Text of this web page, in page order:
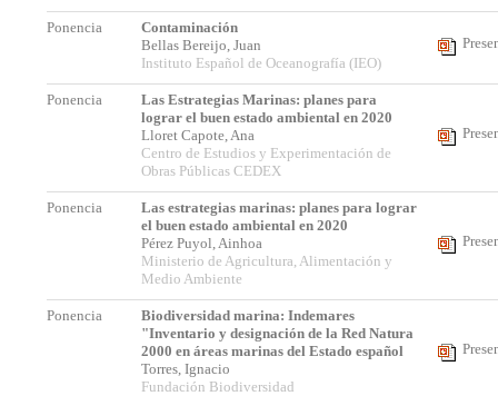
Ponencia
Contaminación
Bellas Bereijo, Juan
Instituto Español de Oceanografía (IEO)
Ponencia
Las Estrategias Marinas: planes para
lograr el buen estado ambiental en 2020
Lloret Capote, Ana
Centro de Estudios y Experimentación de
Obras Públicas CEDEX
Ponencia
Las estrategias marinas: planes para lograr
el buen estado ambiental en 2020
Pérez Puyol, Ainhoa
Ministerio de Agricultura, Alimentación y
Medio Ambiente
Ponencia
Biodiversidad marina: Indemares
"Inventario y designación de la Red Natura
2000 en áreas marinas del Estado español
Torres, Ignacio
Fundación Biodiversidad